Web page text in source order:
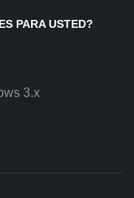
PARA USTED?
3.x